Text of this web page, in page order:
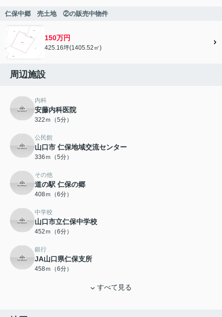
仁保中郷 売土地 ②の販売中物件
150万円
425.16坪(1405.52㎡)
周辺施設
内科
安藤内科医院
322ｍ（5分）
公民館
山口市 仁保地域交流センター
336ｍ（5分）
その他
道の駅 仁保の郷
408ｍ（6分）
中学校
山口市立仁保中学校
452ｍ（6分）
銀行
JA山口県仁保支所
458ｍ（6分）
すべて見る